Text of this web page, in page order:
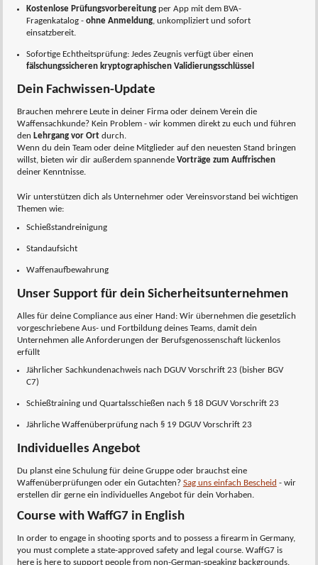
Kostenlose Prüfungsvorbereitungper App mit dem BVA-
Fragenkatalog - ohne Anmeldung, unkompliziert und sofort
einsatzbereit.
Sofortige Echtheitsprüfung: Jedes Zeugnis verfügt über einen
fälschungssicheren kryptographischen Validierungsschlüssel
Dein Fachwissen-Update
Brauchen mehrere Leute in deiner Firma oder deinem Verein die
Waffensachkunde? Kein Problem - wir kommen direkt zu euch und führen
den Lehrgang vor Ortdurch.
Wenn du dein Team oder deine Mitglieder auf den neuesten Stand bringen
willst, bieten wir dir außerdem spannende Vorträge zum Auffrischen
deiner Kenntnisse.
Wir unterstützen dich als Unternehmer oder Vereinsvorstand bei wichtigen
Themen wie:
Schießstandreinigung
Standaufsicht
Waffenaufbewahrung
Unser Support für dein Sicherheitsunternehmen
Alles für deine Compliance aus einer Hand: Wir übernehmen die gesetzlich
vorgeschriebene Aus- und Fortbildung deines Teams, damit dein
Unternehmen alle Anforderungen der Berufsgenossenschaft lückenlos
erfüllt
Jährlicher Sachkundenachweis nach DGUV Vorschrift 23 (bisher BGV
C7)
Schießtraining und Quartalsschießen nach § 18 DGUV Vorschrift 23
Jährliche Waffenüberprüfung nach § 19 DGUV Vorschrift 23
Individuelles Angebot
Du planst eine Schulung für deine Gruppe oder brauchst eine
Waffenüberprüfungen oder ein Gutachten? Sag uns einfach Bescheid - wir
erstellen dir gerne ein individuelles Angebot für dein Vorhaben.
Course with WaffG7 in English
In order to engage in shooting sports and to possess a firearm in Germany,
you must complete a state-approved safety and legal course. WaffG7 is
here is here to support people from non-German-speaking backgrounds.